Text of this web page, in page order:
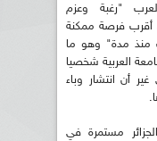
"رغبة وعزم
القمة العربية الـ31 في أقرب فرصة ممكنة
منذ مدة" وهو ما
العربية شخصيا
أن انتشار وباء
مستمرة في